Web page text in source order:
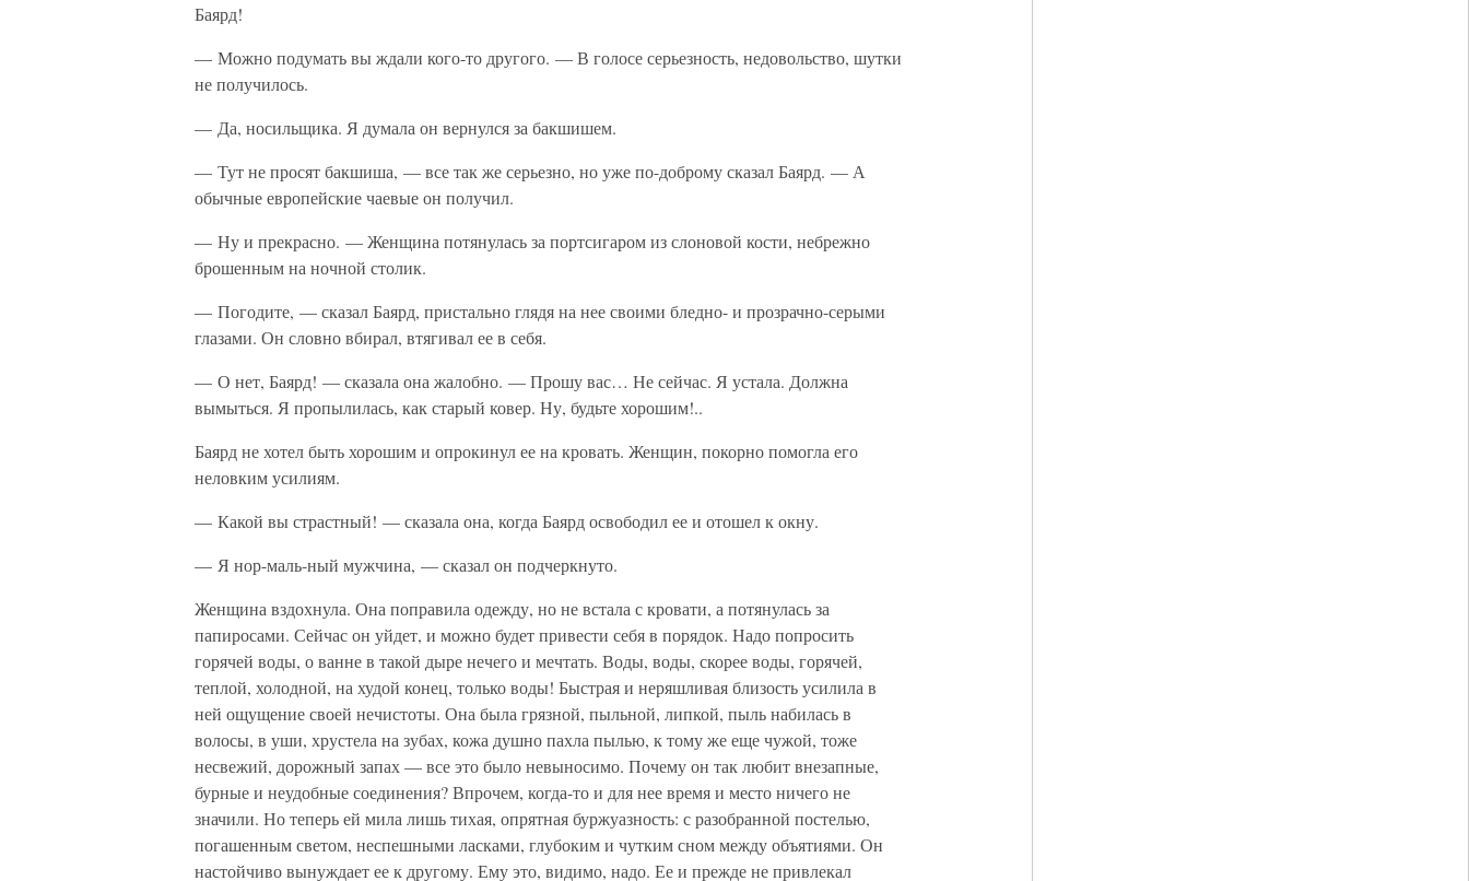
Баярд!
— Можно подумать вы ждали кого-то другого. — В голосе серьезность, недовольство, шутки
не получилось.
— Да, носильщика. Я думала он вернулся за бакшишем.
— Тут не просят бакшиша, — все так же серьезно, но уже по-доброму сказал Баярд. — А
обычные европейские чаевые он получил.
— Ну и прекрасно. — Женщина потянулась за портсигаром из слоновой кости, небрежно
брошенным на ночной столик.
— Погодите, — сказал Баярд, пристально глядя на нее своими бледно- и прозрачно-серыми
глазами. Он словно вбирал, втягивал ее в себя.
— О нет, Баярд! — сказала она жалобно. — Прошу вас… Не сейчас. Я устала. Должна
вымыться. Я пропылилась, как старый ковер. Ну, будьте хорошим!..
Баярд не хотел быть хорошим и опрокинул ее на кровать. Женщин, покорно помогла его
неловким усилиям.
— Какой вы страстный! — сказала она, когда Баярд освободил ее и отошел к окну.
— Я нор-маль-ный мужчина, — сказал он подчеркнуто.
Женщина вздохнула. Она поправила одежду, но не встала с кровати, а потянулась за
папиросами. Сейчас он уйдет, и можно будет привести себя в порядок. Надо попросить
горячей воды, о ванне в такой дыре нечего и мечтать. Воды, воды, скорее воды, горячей,
теплой, холодной, на худой конец, только воды! Быстрая и неряшливая близость усилила в
ней ощущение своей нечистоты. Она была грязной, пыльной, липкой, пыль набилась в
волосы, в уши, хрустела на зубах, кожа душно пахла пылью, к тому же еще чужой, тоже
несвежий, дорожный запах — все это было невыносимо. Почему он так любит внезапные,
бурные и неудобные соединения? Впрочем, когда-то и для нее время и место ничего не
значили. Но теперь ей мила лишь тихая, опрятная буржуазность: с разобранной постелью,
погашенным светом, неспешными ласками, глубоким и чутким сном между объятиями. Он
настойчиво вынуждает ее к другому. Ему это, видимо, надо. Ее и прежде не привлекал